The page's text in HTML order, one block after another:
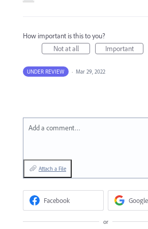
How important is this to you?
Not at all
Important
UNDER REVIEW · Mar 29, 2022
Add a comment…
Attach a File
Facebook Google
or